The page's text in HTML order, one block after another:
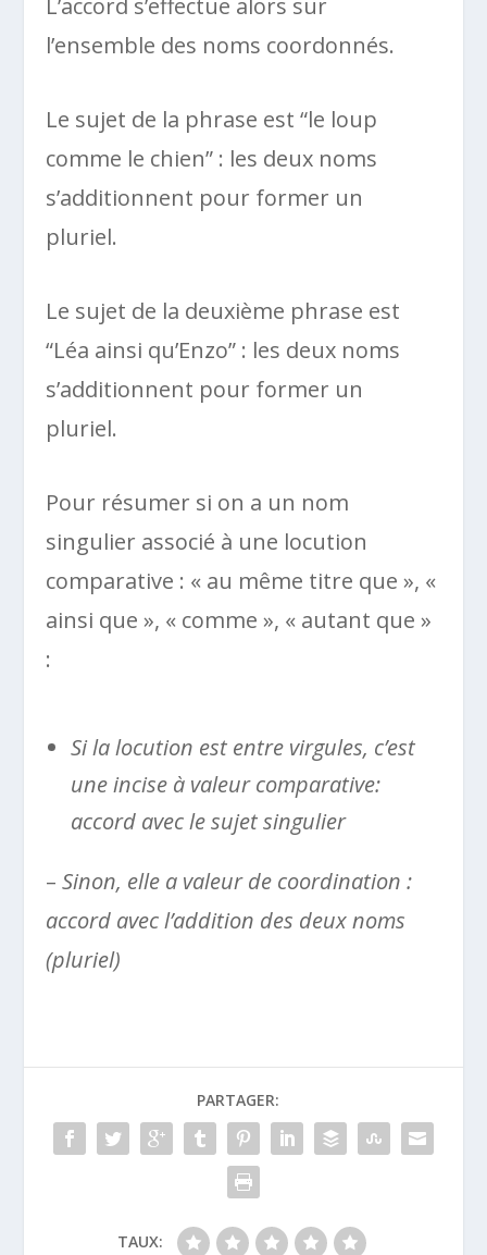
L’accord s’effectue alors sur
l’ensemble des noms coordonnés.
Le sujet de la phrase est “le loup
comme le chien” : les deux noms
s’additionnent pour former un
pluriel.
Le sujet de la deuxième phrase est
“Léa ainsi qu’Enzo” : les deux noms
s’additionnent pour former un
pluriel.
Pour résumer si on a un nom
singulier associé à une locution
comparative : « au même titre que », «
ainsi que », « comme », « autant que »
:
Si la locution est entre virgules, c’est
une incise à valeur comparative:
accord avec le sujet singulier
–Sinon, elle a valeur de coordination :
accord avec l’addition des deux noms
(pluriel)
PARTAGER:
TAUX: